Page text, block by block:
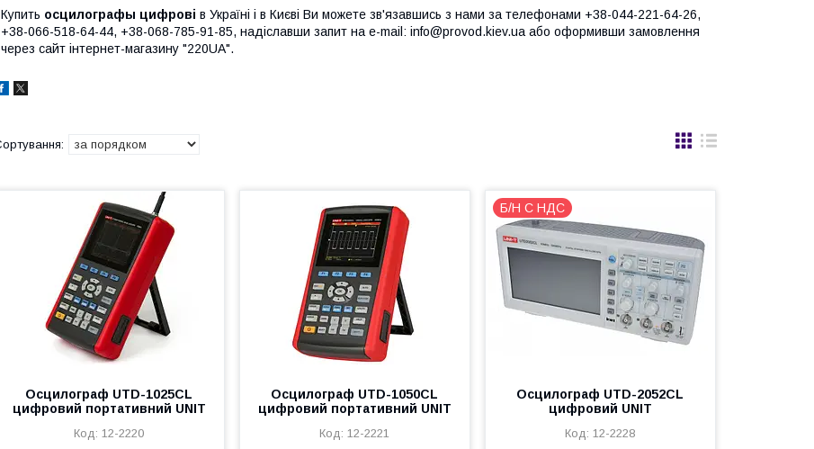
Купить осцилографы цифрові в Україні і в Києві Ви можете зв'язавшись з нами за телефонами +38-044-221-64-26,
+38-066-518-64-44, +38-068-785-91-85, надіславши запит на e-mail: info@provod.kiev.ua або оформивши замовлення
через сайт інтернет-магазину "220UA".
Осцилограф UTD-1025CL
цифровий портативний UNIT
12-2220
Осцилограф UTD-1050CL
цифровий портативний UNIT
12-2221
Б/Н С НДС
Осцилограф UTD-2052CL
цифровий UNIT
12-2228